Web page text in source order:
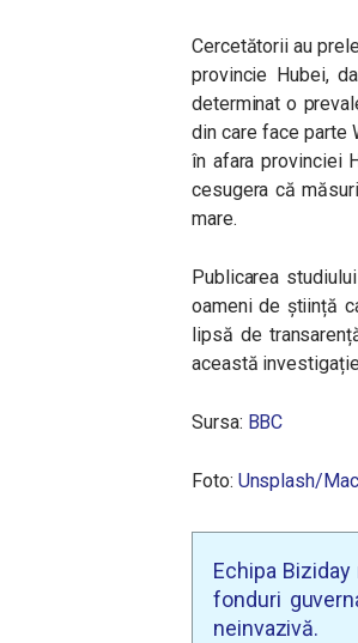
Cercetătorii au
provincie Hubei,
determinat o
din care face parte
în afara provinciei
cesugera că
mare.
Publicarea
oameni de știință
lipsă de
această
Sursa: BBC
Foto: Unsplash/
Echipa
fonduri
neinvazivă.